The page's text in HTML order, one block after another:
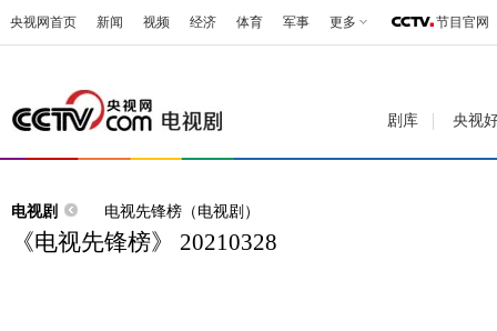
央视网首页 新闻 视频 经济 体育 军事 更多 节目官网
剧库 央视
电视剧 电视先锋榜（电视剧）
《电视先锋榜》 20210328